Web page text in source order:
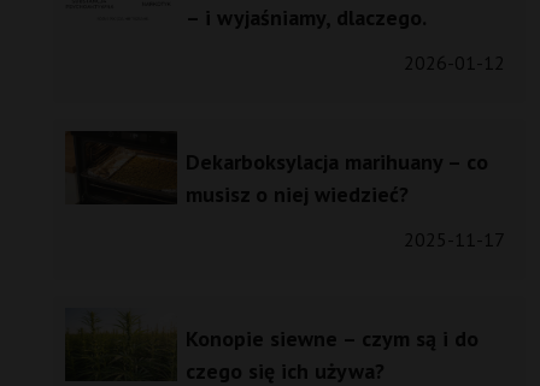
– i wyjaśniamy, dlaczego.
2026-01-12
Dekarboksylacja marihuany – co
musisz o niej wiedzieć?
2025-11-17
Konopie siewne – czym są i do
czego się ich używa?